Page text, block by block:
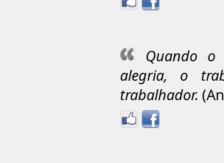
Quando
alegria, o
trabalhador.